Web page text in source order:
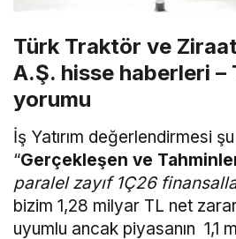
Türk Traktör ve
A.Ş. hisse haberleri –
yorumu
İş Yatırım değerlendirmesi
“Gerçekleşen ve
paralel zayıf 1Ç26
bizim 1,28 milyar TL net
uyumlu ancak piyasanın 1,1